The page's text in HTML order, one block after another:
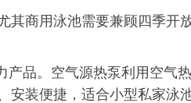
其商用泳池需要兼顾四季开
产品。空气源热泵利用空气热
安装便捷，适合小型私家泳